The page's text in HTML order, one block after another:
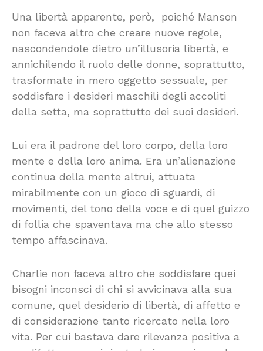
Una libertà apparente, però, poiché Manson
non faceva altro che creare nuove regole,
nascondendole dietro un’illusoria libertà, e
annichilendo il ruolo delle donne, soprattutto,
trasformate in mero oggetto sessuale, per
soddisfare i desideri maschili degli accoliti
della setta, ma soprattutto dei suoi desideri.
Lui era il padrone del loro corpo, della loro
mente e della loro anima. Era un’alienazione
continua della mente altrui, attuata
mirabilmente con un gioco di sguardi, di
movimenti, del tono della voce e di quel guizzo
di follia che spaventava ma che allo stesso
tempo affascinava.
Charlie non faceva altro che soddisfare quei
bisogni inconsci di chi si avvicinava alla sua
comune, quel desiderio di libertà, di affetto e
di considerazione tanto ricercato nella loro
vita. Per cui bastava dare rilevanza positiva a